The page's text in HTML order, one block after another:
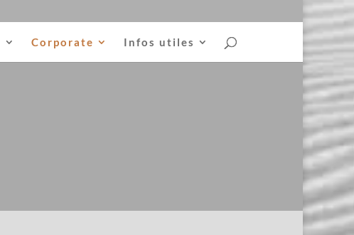
Corporate Infos utiles